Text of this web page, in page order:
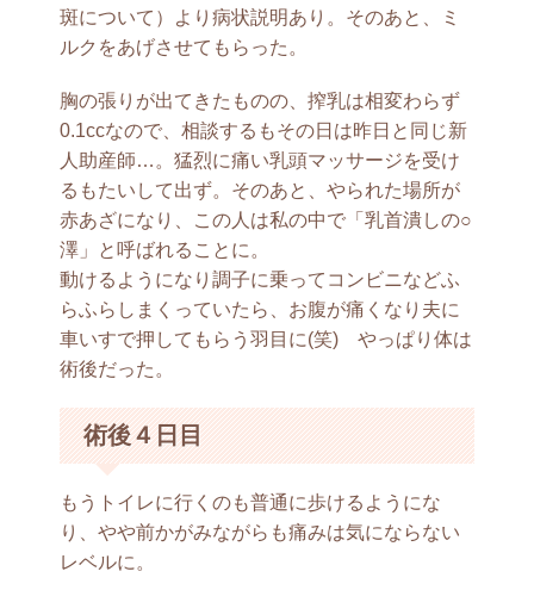
斑について）より病状説明あり。そのあと、ミ
ルクをあげさせてもらった。
胸の張りが出てきたものの、搾乳は相変わらず
0.1ccなので、相談するもその日は昨日と同じ新
人助産師…。猛烈に痛い乳頭マッサージを受け
るもたいして出ず。そのあと、やられた場所が
赤あざになり、この人は私の中で「乳首潰しの○
澤」と呼ばれることに。
動けるようになり調子に乗ってコンビニなどふ
らふらしまくっていたら、お腹が痛くなり夫に
車いすで押してもらう羽目に(笑) やっぱり体は
術後だった。
術後４日目
もうトイレに行くのも普通に歩けるようにな
り、やや前かがみながらも痛みは気にならない
レベルに。